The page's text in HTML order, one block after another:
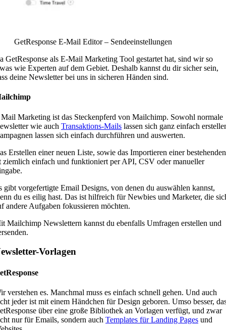
GetResponse E-Mail Editor – Sendeeinstellungen
GetResponse als E-Mail Marketing Tool gestartet hat, sind wir so
wie Experten auf dem Gebiet. Deshalb kannst du dir sicher sein,
deine Newsletter bei uns in sicheren Händen sind.
Marketing ist das Steckenpferd von Mailchimp. Sowohl normale
wie auch Transaktions-Mails lassen sich ganz einfach
lassen sich einfach durchführen und auswerten.
Erstellen einer neuen Liste, sowie das Importieren einer bestehenden
ziemlich einfach und funktioniert per API, CSV oder manueller
gibt vorgefertigte Email Designs, von denen du auswählen kannst,
du es eilig hast. Das ist hilfreich für Newbies und Marketer, die
andere Aufgaben fokussieren möchten.
Mailchimp Newslettern kannst du ebenfalls Umfragen erstellen und
Vorlagen
verstehen es. Manchmal muss es einfach schnell gehen. Und auch
jeder ist mit einem Händchen für Design geboren. Umso besser,
über eine große Bibliothek an Vorlagen verfügt, und zwar
nur für Emails, sondern auch Templates für Landing Pages und